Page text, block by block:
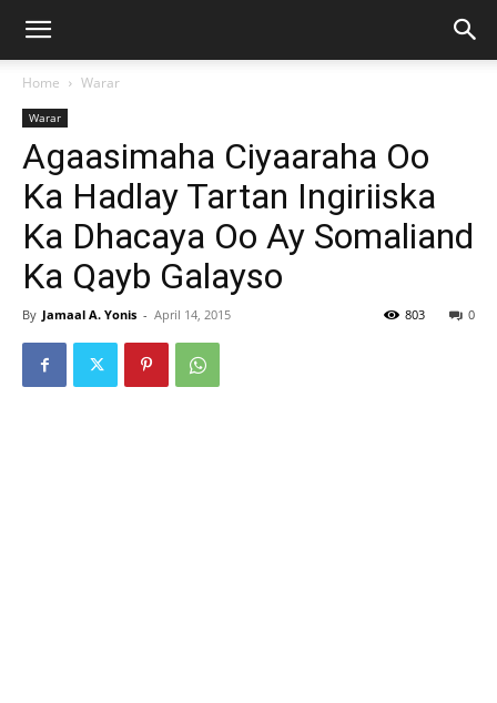
Home Warar
Warar
Agaasimaha Ciyaaraha Oo
Ka Hadlay Tartan Ingiriiska
Ka Dhacaya Oo Ay Somaliand
Ka Qayb Galayso
By Jamaal A. Yonis - April 14, 2015 0
803